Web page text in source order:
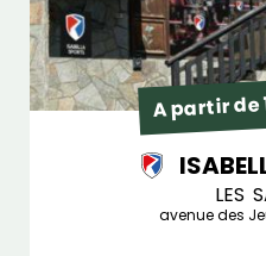
A partir
LES
avenue des